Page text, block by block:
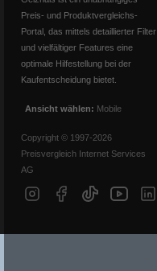
Preis- und Produktvergleichs-
Portal, das mittels detaillierter Filter
und vielfältiger Features eine
optimale Hilfestellung bei der
Kaufentscheidung bietet.
Ansicht wählen: Mobile
Copyright © 1997-2026
Preisvergleich Internet Services
AG